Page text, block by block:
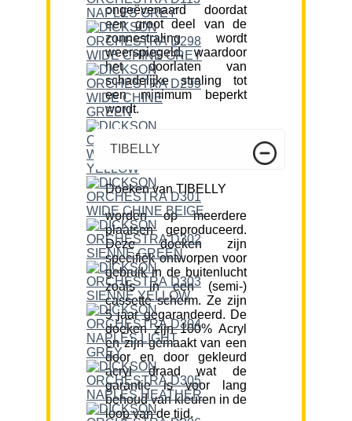
ongeëvenaard doordat
een groot deel van de
zonnestraling wordt
weerspiegeld, waardoor
het doorlaten van
schadelijke straling tot
een minimum beperkt
wordt.
TIBELLY
Doeken van TIBELLY
worden op meerdere
plaatsen geproduceerd.
Deze doeken zijn
specifiek ontworpen voor
gebruik in de buitenlucht
zoals in een (semi-)
cassette scherm. Ze zijn
5 jaar gegarandeerd. De
doeken zijn 100% Acryl
en zijn gemaakt van een
door en door gekleurd
acryl draad wat de
garantie is voor lang
behoud van kleuren in de
loop van de tijd.